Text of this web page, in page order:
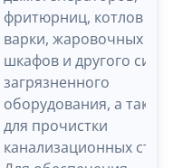
фритюрниц, котлов для
варки, жаровочных
шкафов и другого
загрязненного
оборудования, а также
для прочистки
канализационных